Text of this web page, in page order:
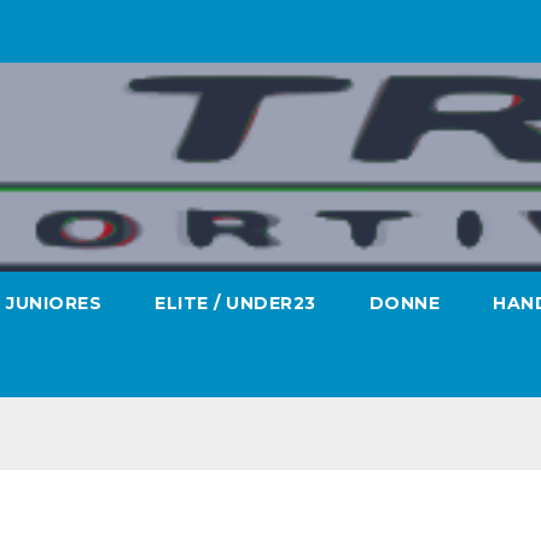
JUNIORES ELITE / UNDER23 DONNE